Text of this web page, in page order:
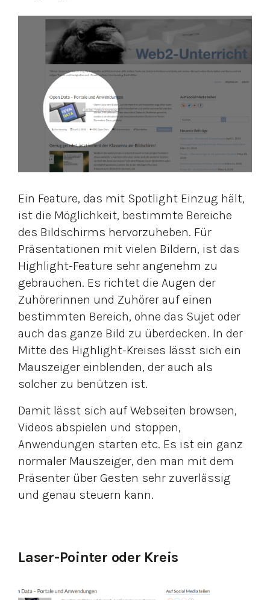
Ein Feature, das mit Spotlight Einzug hält,
ist die Möglichkeit, bestimmte Bereiche
des Bildschirms hervorzuheben. Für
Präsentationen mit vielen Bildern, ist das
Highlight-Feature sehr angenehm zu
gebrauchen. Es richtet die Augen der
Zuhörerinnen und Zuhörer auf einen
bestimmten Bereich, ohne das Sujet oder
auch das ganze Bild zu überdecken. In der
Mitte des Highlight-Kreises lässt sich ein
Mauszeiger einblenden, der auch als
solcher zu benützen ist.
Damit lässt sich auf Webseiten browsen,
Videos abspielen und stoppen,
Anwendungen starten etc. Es ist ein ganz
normaler Mauszeiger, den man mit dem
Präsenter über Gesten sehr zuverlässig
und genau steuern kann.
Laser-Pointer oder Kreis